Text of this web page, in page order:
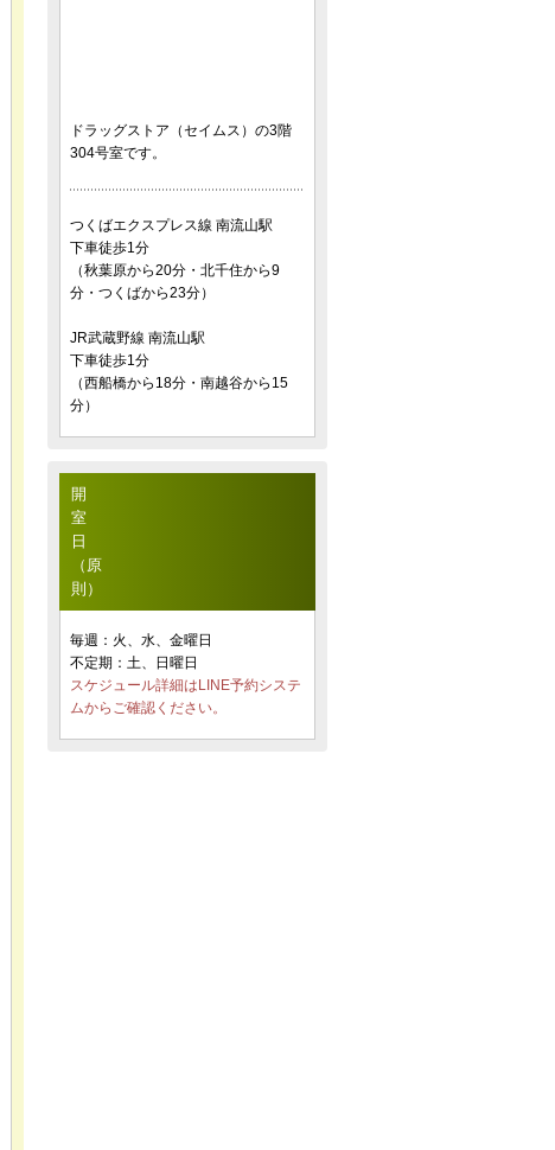
ドラッグストア（セイムス）の3階
304号室です。
つくばエクスプレス線 南流山駅
下車徒歩1分
（秋葉原から20分・北千住から9
分・つくばから23分）
JR武蔵野線 南流山駅
下車徒歩1分
（西船橋から18分・南越谷から15
分）
開
室
日
（原
則）
毎週：火、水、金曜日
不定期：土、日曜日
スケジュール詳細はLINE予約システ
ムからご確認ください。